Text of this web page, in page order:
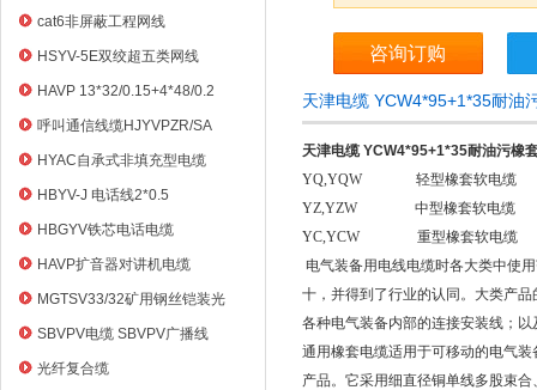
cat6非屏蔽工程网线
HSYV-5E双绞超五类网线
HAVP 13*32/0.15+4*48/0.2
呼叫通信线缆HJYVPZR/SA
HYAC自承式非填充型电缆
HBYV-J 电话线2*0.5
HBGYV铁芯电话电缆
HAVP扩音器对讲机电缆
MGTSV33/32矿用钢丝铠装光
缆
SBVPV电缆 SBVPV广播线
光纤复合缆
咨询订购
天津电缆 YCW4*95+1*35耐油
天津电缆 YCW4*95+1*35耐油污橡
YQ,YQW 轻型橡套软电缆
YZ,YZW 中型橡套软电缆 用
YC,YCW 重型橡套软电缆 用
电气装备用电线电缆时各大类中使
十，并得到了行业的认同。大类产
各种电气装备内部的连接安装线；
通用橡套电缆适用于可移动的电气
产品。它采用细直径铜单线多股束